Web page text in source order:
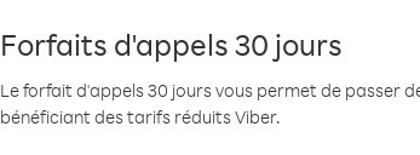
Forfaits d'appels 30 jours
Le forfait d'appels 30 jours vous permet de passer
bénéficiant des tarifs réduits Viber.